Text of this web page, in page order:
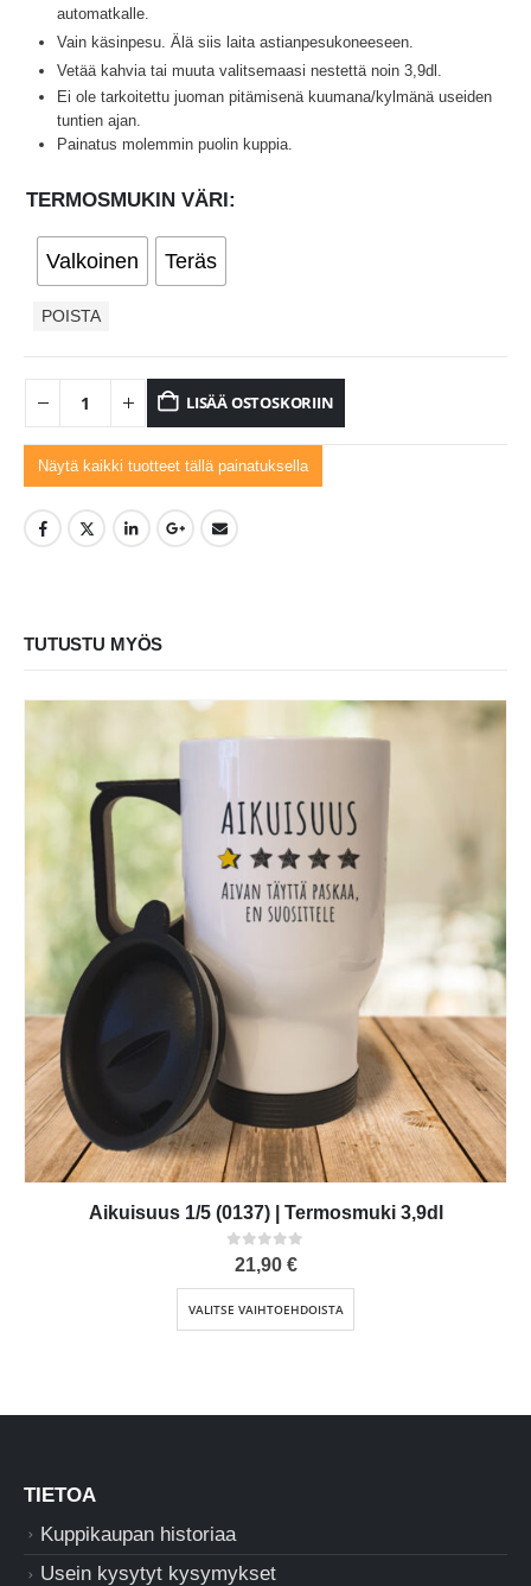
automatkalle.
Vain käsinpesu. Älä siis laita astianpesukoneeseen.
Vetää kahvia tai muuta valitsemaasi nestettä noin 3,9dl.
Ei ole tarkoitettu juoman pitämisenä kuumana/kylmänä useiden
tuntien ajan.
Painatus molemmin puolin kuppia.
TERMOSMUKIN VÄRI
Valkoinen Teräs
POISTA
LISÄÄ OSTOSKORIIN
Näytä kaikki tuotteet tällä painatuksella
TUTUSTU MYÖS
Aikuisuus 1/5 (0137) | Termosmuki 3,9dl
0out of 5
21,90 €
VALITSE VAIHTOEHDOISTA
Tällä tuotteella on useampi muunnelma. Voit tehdä valinnat tuotteen sivulla.
TIETOA
Kuppikaupan historiaa
Usein kysytyt kysymykset